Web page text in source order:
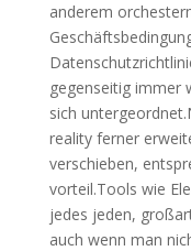
anderem
gegenseitig immer
sich
reality ferner
verschieben,
vorteil.Tools wie
jedes jeden,
auch wenn man